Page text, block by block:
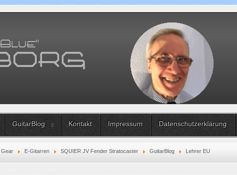
GuitarBlog Kontakt Impressum Datenschutzerklärung
Gear E-Gitarren SQUIER JV Fender Stratocaster GuitarBlog
Lehrer EU